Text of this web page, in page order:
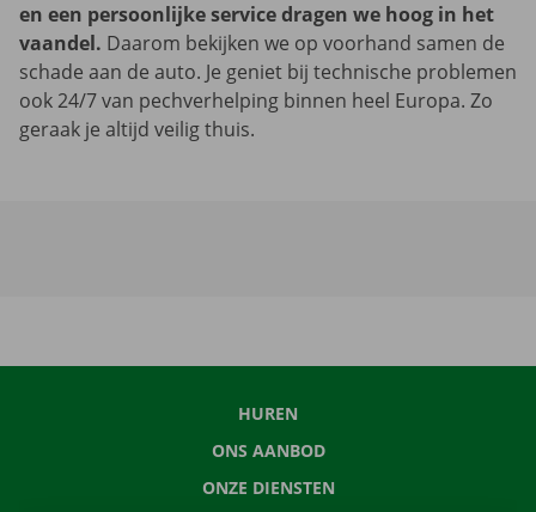
en een persoonlijke service dragen we hoog in het
vaandel. Daarom bekijken we op voorhand samen de
schade aan de auto. Je geniet bij technische problemen
ook 24/7 van pechverhelping binnen heel Europa. Zo
geraak je altijd veilig thuis.
HUREN
ONS AANBOD
ONZE DIENSTEN